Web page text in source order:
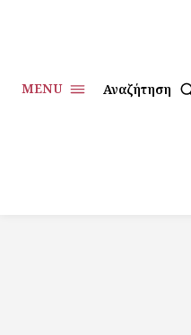
MENU Αναζήτηση